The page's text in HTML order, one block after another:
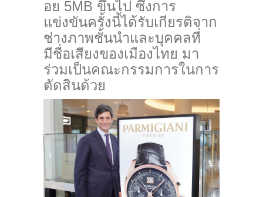
อย 5MB ขึ้นไป ซึ่งการ
แข่งขันครั้งนี้ได้รับเกียรติจาก
ช่างภาพชั้นนำและบุคคลที่
มีชื่อเสียงของเมืองไทย มา
ร่วมเป็นคณะกรรมการในการ
ตัดสินด้วย